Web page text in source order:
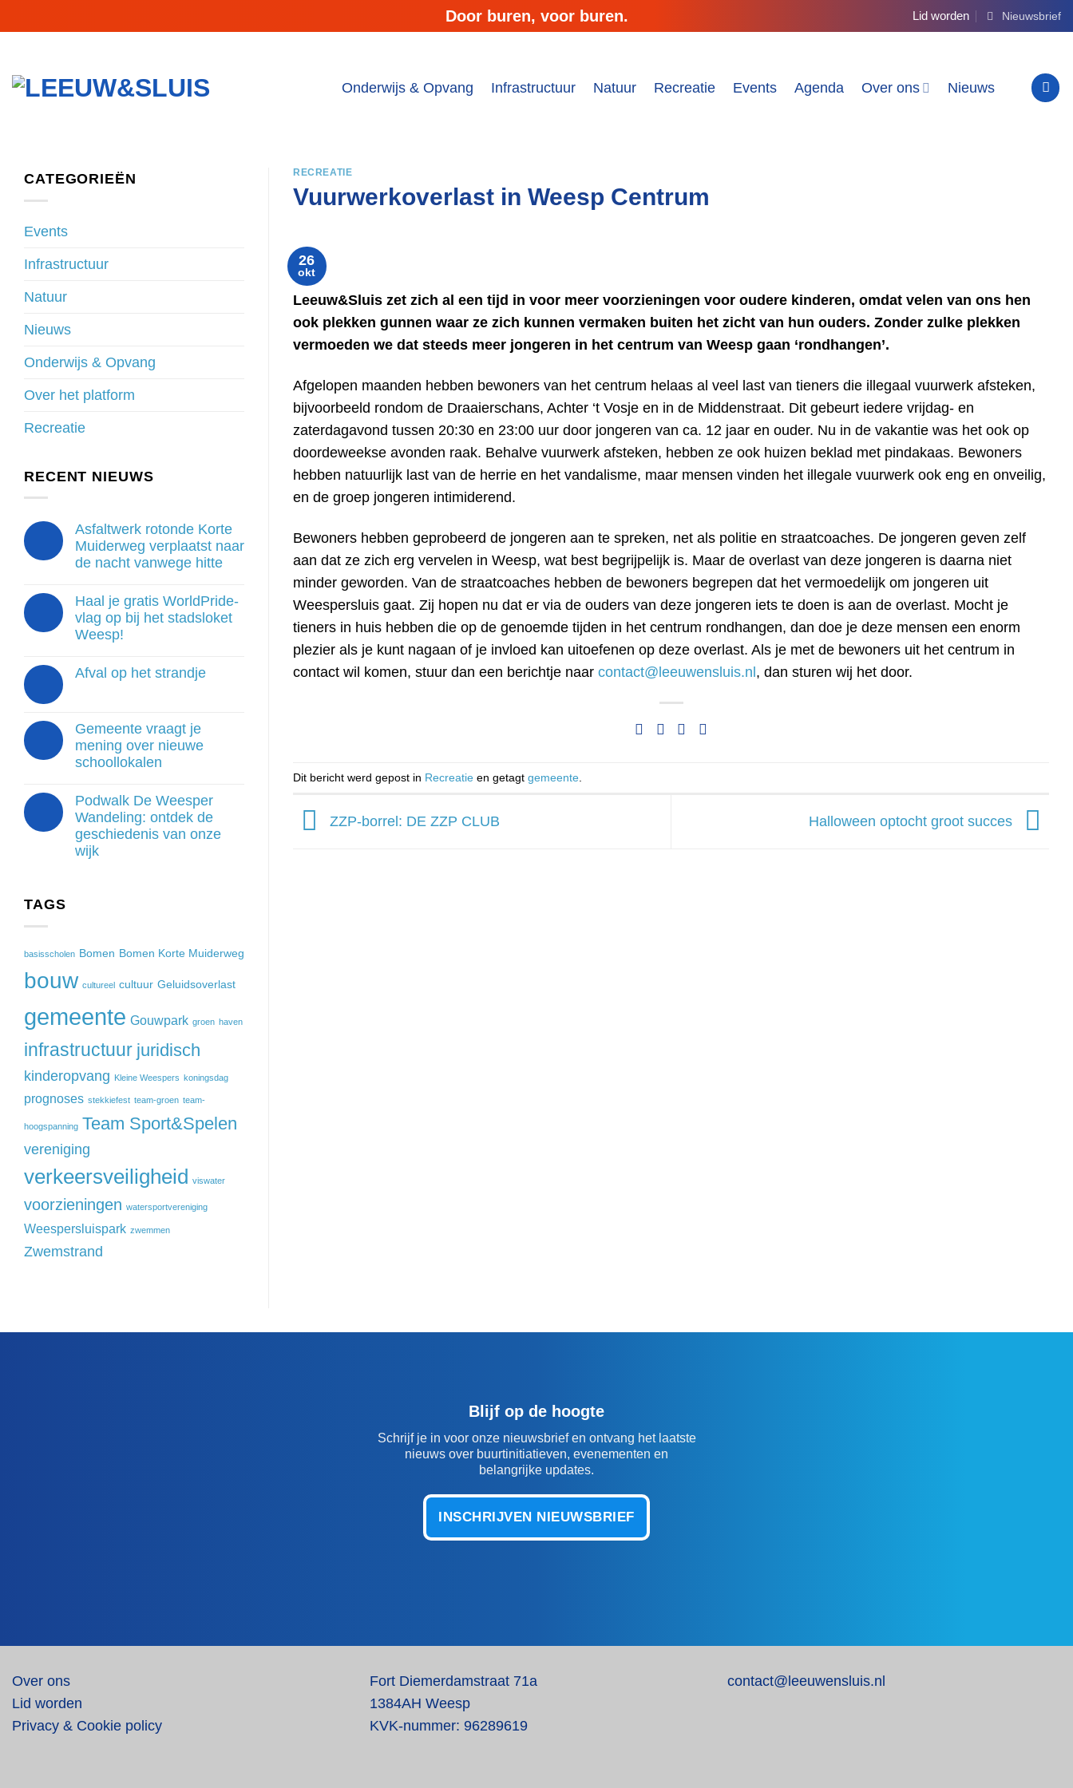
naar
Door buren, voor buren. Lid worden Nieuwsbrief
Onderwijs & Opvang Infrastructuur Natuur Recreatie Events Agenda Over ons Nieuws
CATEGORIEËN
Events
Infrastructuur
Natuur
Nieuws
Onderwijs & Opvang
Over het platform
Recreatie
RECENT NIEUWS
Asfaltwerk rotonde Korte
Muiderweg verplaatst naar
de nacht vanwege hitte
Haal je gratis WorldPride-
vlag op bij het stadsloket
Weesp!
Afval op het strandje
Gemeente vraagt je
mening over nieuwe
schoollokalen
Podwalk De Weesper
Wandeling: ontdek de
geschiedenis van onze
wijk
TAGS
basisscholen Bomen Bomen Korte Muiderweg
bouw cultureel cultuur Geluidsoverlast
gemeente Gouwpark groen haven
infrastructuur juridisch
kinderopvang Kleine Weespers koningsdag
prognoses stekkiefest team-groen team-
hoogspanning Team Sport&Spelen
vereniging
verkeersveiligheid viswater
voorzieningen watersportvereniging
Weespersluispark zwemmen
Zwemstrand
RECREATIE
Vuurwerkoverlast in Weesp Centrum
26
okt
Leeuw&Sluis zet zich al een tijd in voor meer voorzieningen voor oudere kinderen, omdat velen van ons hen
ook plekken gunnen waar ze zich kunnen vermaken buiten het zicht van hun ouders. Zonder zulke plekken
vermoeden we dat steeds meer jongeren in het centrum van Weesp gaan ‘rondhangen’.
Afgelopen maanden hebben bewoners van het centrum helaas al veel last van tieners die illegaal vuurwerk afsteken,
bijvoorbeeld rondom de Draaierschans, Achter ‘t Vosje en in de Middenstraat. Dit gebeurt iedere vrijdag- en
zaterdagavond tussen 20:30 en 23:00 uur door jongeren van ca. 12 jaar en ouder. Nu in de vakantie was het ook op
doordeweekse avonden raak. Behalve vuurwerk afsteken, hebben ze ook huizen beklad met pindakaas. Bewoners
hebben natuurlijk last van de herrie en het vandalisme, maar mensen vinden het illegale vuurwerk ook eng en onveilig,
en de groep jongeren intimiderend.
Bewoners hebben geprobeerd de jongeren aan te spreken, net als politie en straatcoaches. De jongeren geven zelf
aan dat ze zich erg vervelen in Weesp, wat best begrijpelijk is. Maar de overlast van deze jongeren is daarna niet
minder geworden. Van de straatcoaches hebben de bewoners begrepen dat het vermoedelijk om jongeren uit
Weespersluis gaat. Zij hopen nu dat er via de ouders van deze jongeren iets te doen is aan de overlast. Mocht je
tieners in huis hebben die op de genoemde tijden in het centrum rondhangen, dan doe je deze mensen een enorm
plezier als je kunt nagaan of je invloed kan uitoefenen op deze overlast. Als je met de bewoners uit het centrum in
contact wil komen, stuur dan een berichtje naar contact@leeuwensluis.nl, dan sturen wij het door.
Dit bericht werd gepost in Recreatie en getagt gemeente
ZZP-borrel: DE ZZP CLUB Halloween optocht groot succes
Blijf op de hoogte
Schrijf je in voor onze nieuwsbrief en ontvang het laatste
nieuws over buurtinitiatieven, evenementen en
belangrijke updates.
INSCHRIJVEN NIEUWSBRIEF
Over ons
Lid worden
Privacy & Cookie policy
Fort Diemerdamstraat 71a
1384AH Weesp
KVK-nummer: 96289619
contact@leeuwensluis.nl